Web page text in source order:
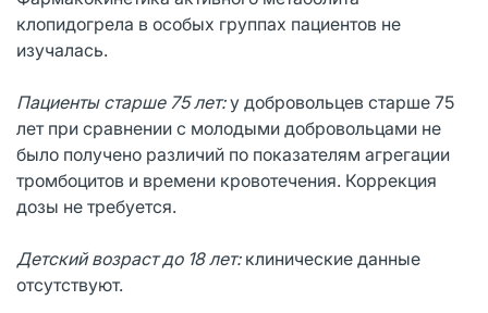
клопидогрела в особых группах пациентов не
изучалась.
Пациенты старше 75 лет:у добровольцев старше 75
лет при сравнении с молодыми добровольцами не
было получено различий по показателям агрегации
тромбоцитов и времени кровотечения. Коррекция
дозы не требуется.
Детский возраст до 18 лет: клинические данные
отсутствуют.